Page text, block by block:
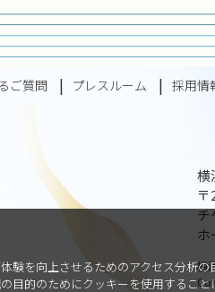
験を向上させるためのアクセス分析
目的のためにクッキーを使用するこ
ご質問 プレスルーム 採用情
横
チ
ホ
横